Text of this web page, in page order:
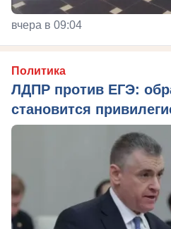
вчера в 09:04
Политика
ЛДПР против ЕГЭ:
становится